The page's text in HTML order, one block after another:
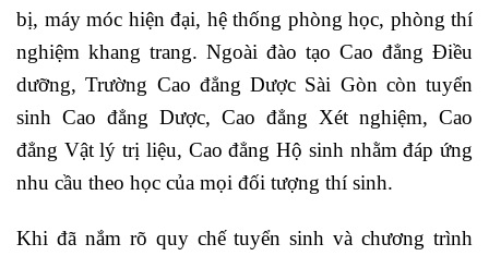
bị, máy móc hiện đại, hệ thống phòng học, phòng thí
nghiệm khang trang. Ngoài đào tạo Cao đẳng Điều
dưỡng, Trường Cao đẳng Dược Sài Gòn còn tuyển
sinh Cao đẳng Dược, Cao đẳng Xét nghiệm, Cao
đẳng Vật lý trị liệu, Cao đẳng Hộ sinh nhằm đáp ứng
nhu cầu theo học của mọi đối tượng thí sinh.
Khi đã nắm rõ quy chế tuyển sinh và chương trình